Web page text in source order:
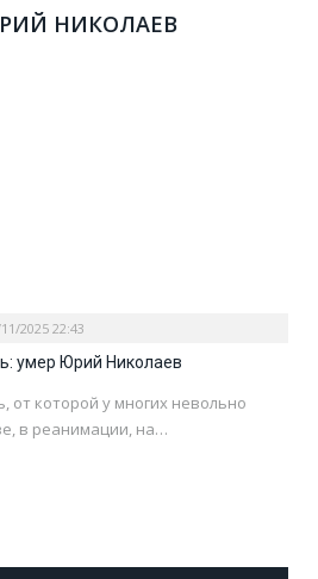
НИКОЛАЕВ
2025 22:43
умер Юрий Николаев
от которой у многих невольно
в реанимации, на…